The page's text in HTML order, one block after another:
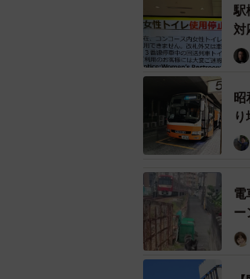
さて、旧国鉄時代
した。現在も基本
しれませんが、
し、その隣の三
り、方面別では
さらに、1番線と
京都駅は駅ビル
ームで知られた
0番線（東海道本
駅
対
電
ー